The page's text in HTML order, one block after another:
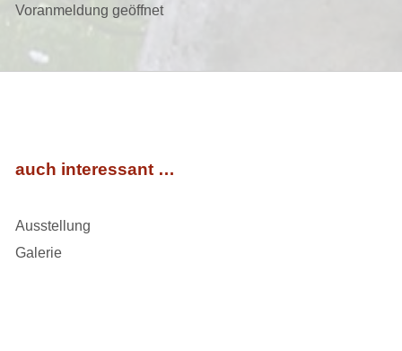
Voranmeldung geöffnet
auch interessant …
Ausstellung
Galerie